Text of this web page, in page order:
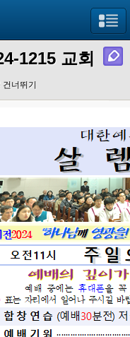
1215 교회
건너뛰기